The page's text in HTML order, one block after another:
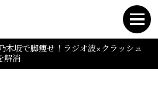
木坂で脚痩せ！ラジオ波×クラッシュ
解消